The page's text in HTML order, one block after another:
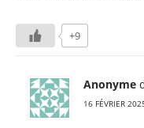
+9
Anonyme
16 FÉVRIER